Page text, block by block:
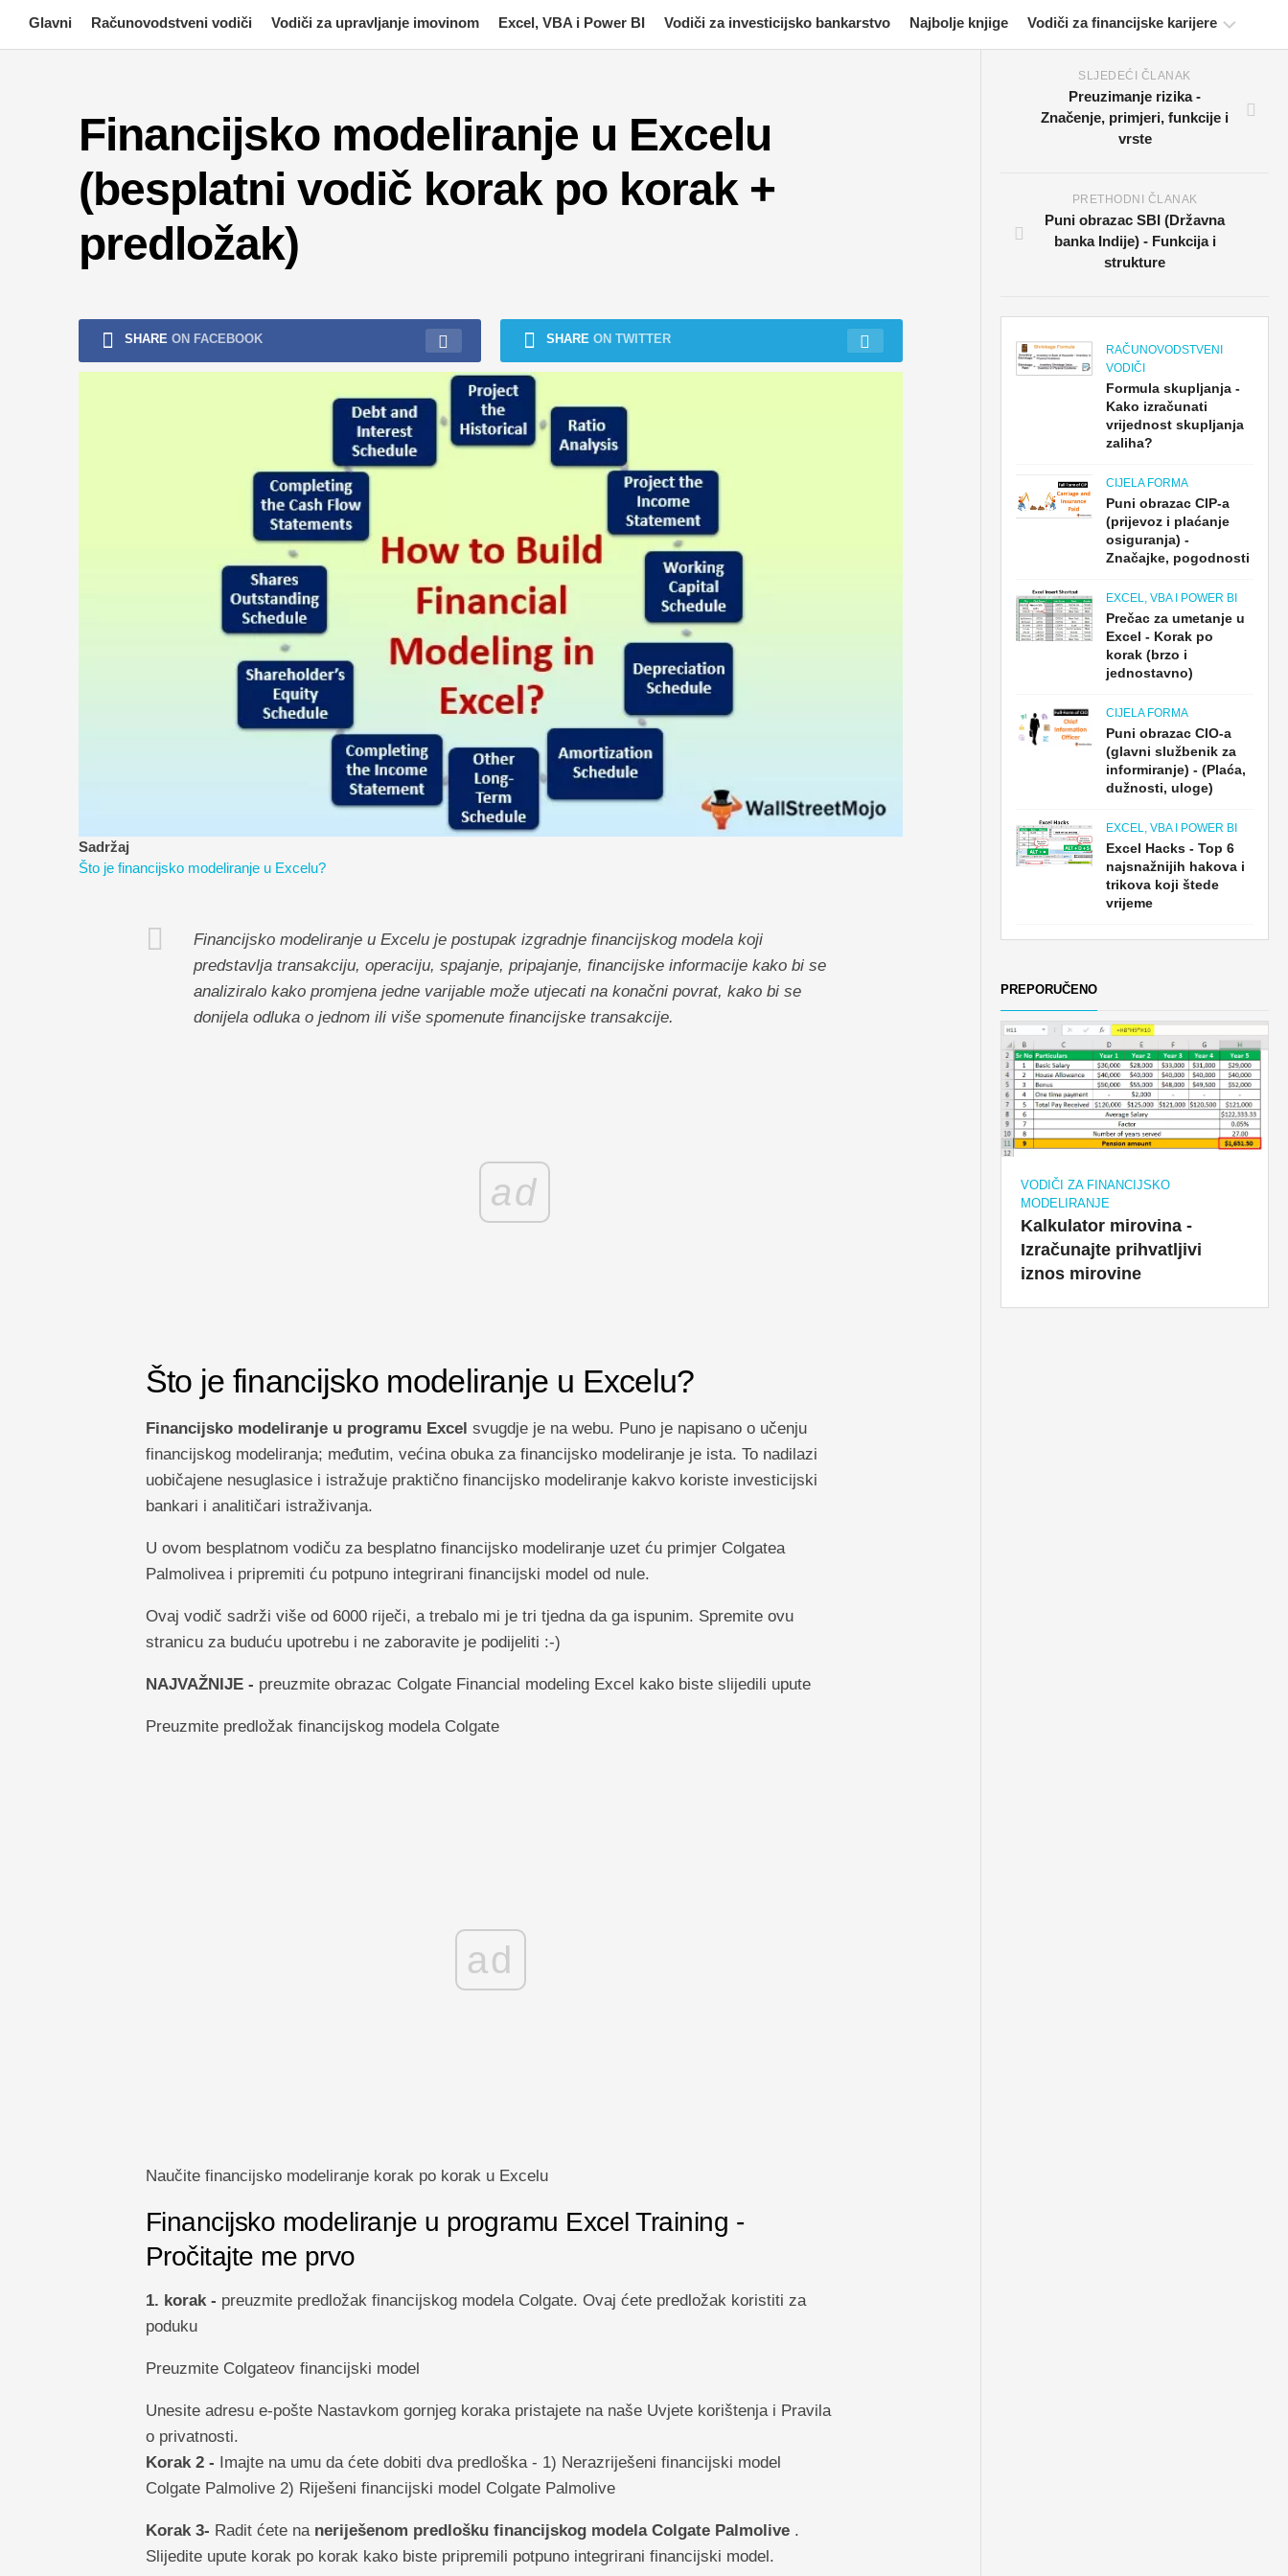
content
Glavni Računovodstveni vodiči Vodiči za upravljanje imovinom Excel, VBA i Power BI Vodiči za investicijsko bankarstvo Najbolje knjige Vodiči za financijske karijere
Resursi
financijsko
certificiranje
financijsko
modeliranje
za
upravljanje
Financijsko modeliranje u Excelu
(besplatni vodič korak po korak +
predložak)
SHARE ON FACEBOOK SHARE ON TWITTER
Sadržaj
Što je financijsko modeliranje u Excelu?
Financijsko modeliranje u Excelu je postupak izgradnje financijskog modela koji
predstavlja transakciju, operaciju, spajanje, pripajanje, financijske informacije kako bi se
analiziralo kako promjena jedne varijable može utjecati na konačni povrat, kako bi se
donijela odluka o jednom ili više spomenute financijske transakcije.
ad
Što je financijsko modeliranje u Excelu?
Financijsko modeliranje u programu Excel svugdje je na webu. Puno je napisano o učenju
financijskog modeliranja; međutim, većina obuka za financijsko modeliranje je ista. To nadilazi
uobičajene nesuglasice i istražuje praktično financijsko modeliranje kakvo koriste investicijski
bankari i analitičari istraživanja.
U ovom besplatnom vodiču za besplatno financijsko modeliranje uzet ću primjer Colgatea
Palmolivea i pripremiti ću potpuno integrirani financijski model od nule.
Ovaj vodič sadrži više od 6000 riječi, a trebalo mi je tri tjedna da ga ispunim. Spremite ovu
stranicu za buduću upotrebu i ne zaboravite je podijeliti :-)
NAJVAŽNIJE - preuzmite obrazac Colgate Financial modeling Excel kako biste slijedili upute
Preuzmite predložak financijskog modela Colgate
ad
Naučite financijsko modeliranje korak po korak u Excelu
Financijsko modeliranje u programu Excel Training -
Pročitajte me prvo
1. korak - preuzmite predložak financijskog modela Colgate. Ovaj ćete predložak koristiti za
poduku
Preuzmite Colgateov financijski model
Unesite adresu e-pošte Nastavkom gornjeg koraka pristajete na naše Uvjete korištenja i Pravila
o privatnosti.
Korak 2 - Imajte na umu da ćete dobiti dva predloška - 1) Nerazriješeni financijski model
Colgate Palmolive 2) Riješeni financijski model Colgate Palmolive
Korak 3- Radit ćete na neriješenom predlošku financijskog modela Colgate Palmolive.
Slijedite upute korak po korak kako biste pripremili potpuno integrirani financijski model.
SLJEDEĆI ČLANAK
Preuzimanje rizika -
Značenje, primjeri, funkcije i
vrste
PRETHODNI ČLANAK
Puni obrazac SBI (Državna
banka Indije) - Funkcija i
strukture
RAČUNOVODSTVENI
VODIČI
Formula skupljanja -
Kako izračunati
vrijednost skupljanja
zaliha?
CIJELA FORMA
Puni obrazac CIP-a
(prijevoz i plaćanje
osiguranja) -
Značajke, pogodnosti
EXCEL, VBA I POWER BI
Prečac za umetanje u
Excel - Korak po
korak (brzo i
jednostavno)
CIJELA FORMA
Puni obrazac CIO-a
(glavni službenik za
informiranje) - (Plaća,
dužnosti, uloge)
EXCEL, VBA I POWER BI
Excel Hacks - Top 6
najsnažnijih hakova i
trikova koji štede
vrijeme
PREPORUČENO
VODIČI ZA FINANCIJSKO
MODELIRANJE
Kalkulator mirovina -
Izračunajte prihvatljivi
iznos mirovine